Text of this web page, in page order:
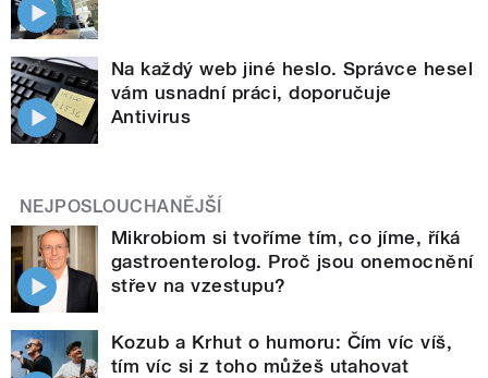
Na každý web jiné heslo. Správce hesel
vám usnadní práci, doporučuje
Antivirus
NEJPOSLOUCHANĚJŠÍ
Mikrobiom si tvoříme tím, co jíme, říká
gastroenterolog. Proč jsou onemocnění
střev na vzestupu?
Kozub a Krhut o humoru: Čím víc víš,
tím víc si z toho můžeš utahovat